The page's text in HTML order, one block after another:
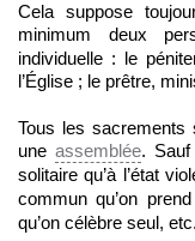
Cela suppose
minimum deux
individuelle : le
l’Église ; le prêtre,
Tous les sacrements
uneassemblée.
solitaire qu’à l’état
commun qu’on
qu’on célèbre seul, etc.